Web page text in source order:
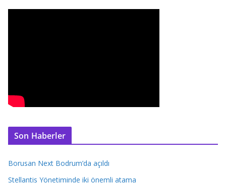
Son Haberler
Borusan Next Bodrum’da açıldı
Stellantis Yönetiminde iki önemli atama